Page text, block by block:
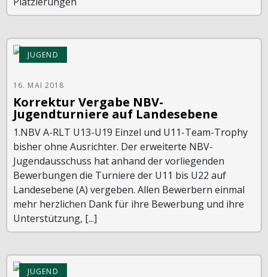
JUGEND
16. MAI 2018
Korrektur Vergabe NBV-
Jugendturniere auf Landesebene
1.NBV A-RLT U13-U19 Einzel und U11-Team-Trophy
bisher ohne Ausrichter. Der erweiterte NBV-
Jugendausschuss hat anhand der vorliegenden
Bewerbungen die Turniere der U11 bis U22 auf
Landesebene (A) vergeben. Allen Bewerbern einmal
mehr herzlichen Dank für ihre Bewerbung und ihre
Unterstützung, [...]
JUGEND